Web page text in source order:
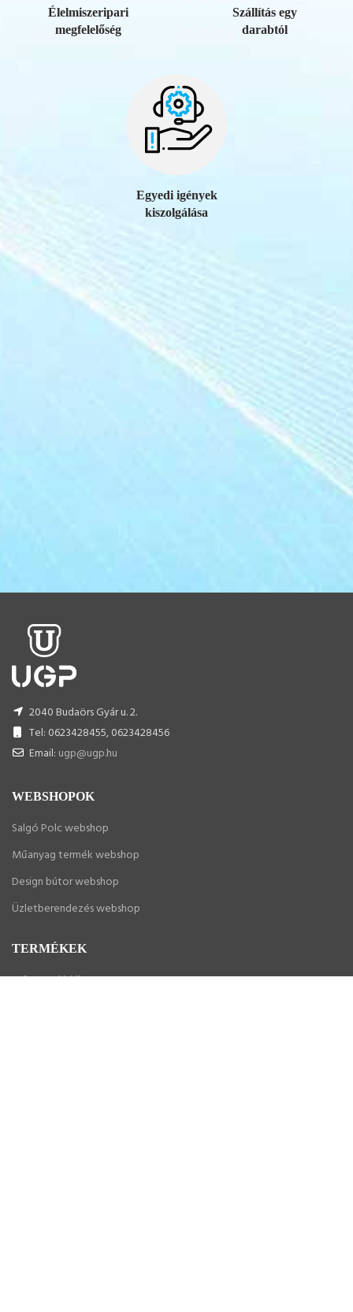
Élelmiszeripari
megfelelőség
Szállítás egy
darabtól
Egyedi igények
kiszolgálása
2040 Budaörs Gyár u. 2.
Tel: 0623428455, 0623428456
Email: ugp@ugp.hu
WEBSHOPOK
Salgó Polc webshop
Műanyag termék webshop
Design bútor webshop
Üzletberendezés webshop
TERMÉKEK
Műanyag ládák